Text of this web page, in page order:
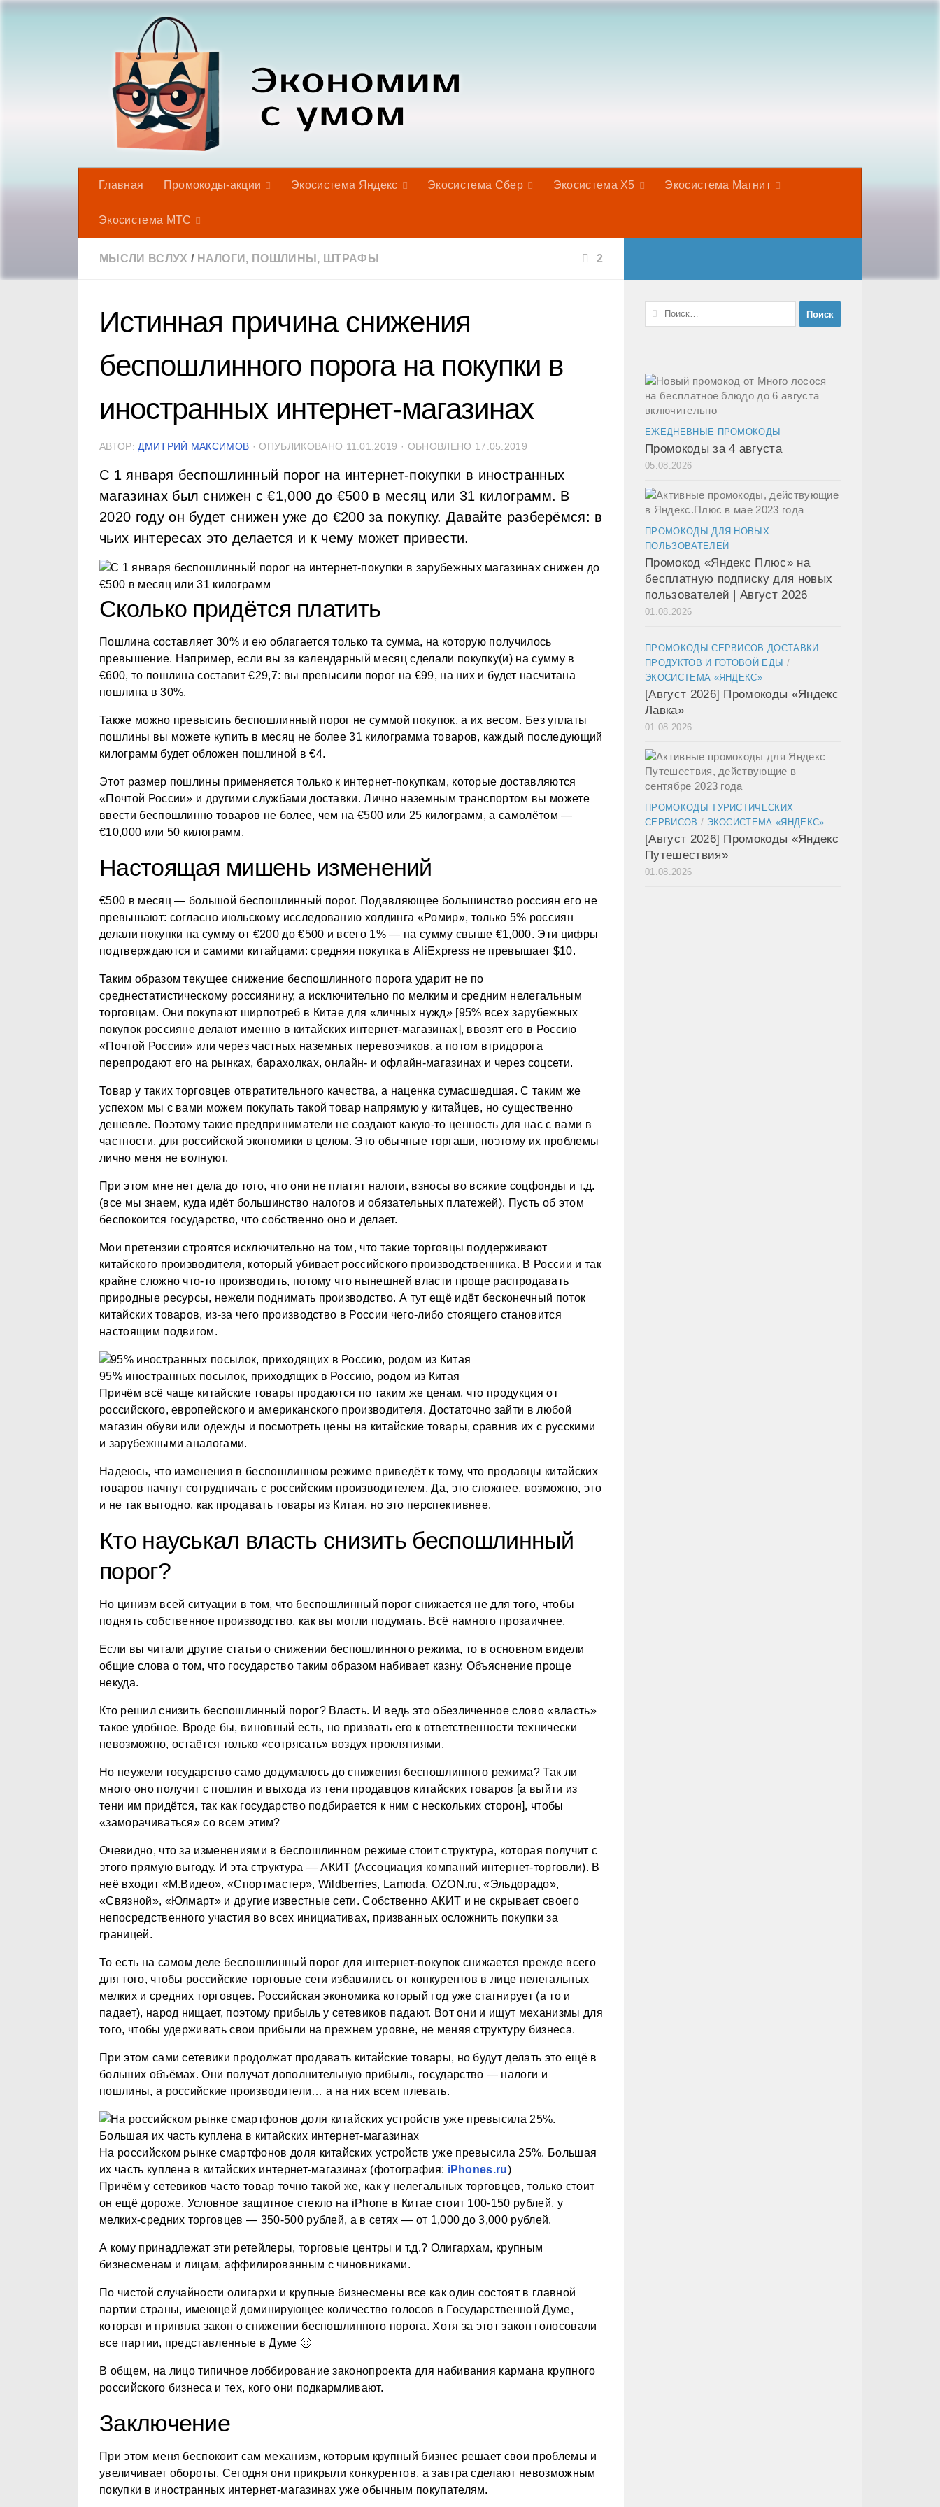
Главная Промокоды-акции Экосистема Яндекс Экосистема Сбер Экосистема Х5 Экосистема Магнит
Экосистема МТС
МЫСЛИ ВСЛУХ / НАЛОГИ, ПОШЛИНЫ, ШТРАФЫ 2
Истинная причина снижения
беспошлинного порога на покупки в
иностранных интернет-магазинах
АВТОР: ДМИТРИЙ МАКСИМОВ · ОПУБЛИКОВАНО 11.01.2019 · ОБНОВЛЕНО 17.05.2019
С 1 января беспошлинный порог на интернет-покупки в иностранных
магазинах был снижен с €1,000 до €500 в месяц или 31 килограмм. В
2020 году он будет снижен уже до €200 за покупку. Давайте разберёмся: в
чьих интересах это делается и к чему может привести.
Сколько придётся платить
Пошлина составляет 30% и ею облагается только та сумма, на которую получилось
превышение. Например, если вы за календарный месяц сделали покупку(и) на сумму в
€600, то пошлина составит €29,7: вы превысили порог на €99, на них и будет насчитана
пошлина в 30%.
Также можно превысить беспошлинный порог не суммой покупок, а их весом. Без уплаты
пошлины вы можете купить в месяц не более 31 килограмма товаров, каждый последующий
килограмм будет обложен пошлиной в €4.
Этот размер пошлины применяется только к интернет-покупкам, которые доставляются
«Почтой России» и другими службами доставки. Лично наземным транспортом вы можете
ввести беспошлинно товаров не более, чем на €500 или 25 килограмм, а самолётом —
€10,000 или 50 килограмм.
Настоящая мишень изменений
€500 в месяц — большой беспошлинный порог. Подавляющее большинство россиян его не
превышают: согласно июльскому исследованию холдинга «Ромир», только 5% россиян
делали покупки на сумму от €200 до €500 и всего 1% — на сумму свыше €1,000. Эти цифры
подтверждаются и самими китайцами: средняя покупка в AliExpress не превышает $10.
Таким образом текущее снижение беспошлинного порога ударит не по
среднестатистическому россиянину, а исключительно по мелким и средним нелегальным
торговцам. Они покупают ширпотреб в Китае для «личных нужд» [95% всех зарубежных
покупок россияне делают именно в китайских интернет-магазинах], ввозят его в Россию
«Почтой России» или через частных наземных перевозчиков, а потом втридорога
перепродают его на рынках, барахолках, онлайн- и офлайн-магазинах и через соцсети.
Товар у таких торговцев отвратительного качества, а наценка сумасшедшая. С таким же
успехом мы с вами можем покупать такой товар напрямую у китайцев, но существенно
дешевле. Поэтому такие предприниматели не создают какую-то ценность для нас с вами в
частности, для российской экономики в целом. Это обычные торгаши, поэтому их проблемы
лично меня не волнуют.
При этом мне нет дела до того, что они не платят налоги, взносы во всякие соцфонды и т.д.
(все мы знаем, куда идёт большинство налогов и обязательных платежей). Пусть об этом
беспокоится государство, что собственно оно и делает.
Мои претензии строятся исключительно на том, что такие торговцы поддерживают
китайского производителя, который убивает российского производственника. В России и так
крайне сложно что-то производить, потому что нынешней власти проще распродавать
природные ресурсы, нежели поднимать производство. А тут ещё идёт бесконечный поток
китайских товаров, из-за чего производство в России чего-либо стоящего становится
настоящим подвигом.
95% иностранных посылок, приходящих в Россию, родом из Китая
Причём всё чаще китайские товары продаются по таким же ценам, что продукция от
российского, европейского и американского производителя. Достаточно зайти в любой
магазин обуви или одежды и посмотреть цены на китайские товары, сравнив их с русскими
и зарубежными аналогами.
Надеюсь, что изменения в беспошлинном режиме приведёт к тому, что продавцы китайских
товаров начнут сотрудничать с российским производителем. Да, это сложнее, возможно, это
и не так выгодно, как продавать товары из Китая, но это перспективнее.
Кто науськал власть снизить беспошлинный
порог?
Но цинизм всей ситуации в том, что беспошлинный порог снижается не для того, чтобы
поднять собственное производство, как вы могли подумать. Всё намного прозаичнее.
Если вы читали другие статьи о снижении беспошлинного режима, то в основном видели
общие слова о том, что государство таким образом набивает казну. Объяснение проще
некуда.
Кто решил снизить беспошлинный порог? Власть. И ведь это обезличенное слово «власть»
такое удобное. Вроде бы, виновный есть, но призвать его к ответственности технически
невозможно, остаётся только «сотрясать» воздух проклятиями.
Но неужели государство само додумалось до снижения беспошлинного режима? Так ли
много оно получит с пошлин и выхода из тени продавцов китайских товаров [а выйти из
тени им придётся, так как государство подбирается к ним с нескольких сторон], чтобы
«заморачиваться» со всем этим?
Очевидно, что за изменениями в беспошлинном режиме стоит структура, которая получит с
этого прямую выгоду. И эта структура — АКИТ (Ассоциация компаний интернет-торговли). В
неё входит «М.Видео», «Спортмастер», Wildberries, Lamoda, OZON.ru, «Эльдорадо»,
«Связной», «Юлмарт» и другие известные сети. Собственно АКИТ и не скрывает своего
непосредственного участия во всех инициативах, призванных осложнить покупки за
границей.
То есть на самом деле беспошлинный порог для интернет-покупок снижается прежде всего
для того, чтобы российские торговые сети избавились от конкурентов в лице нелегальных
мелких и средних торговцев. Российская экономика который год уже стагнирует (а то и
падает), народ нищает, поэтому прибыль у сетевиков падают. Вот они и ищут механизмы для
того, чтобы удерживать свои прибыли на прежнем уровне, не меняя структуру бизнеса.
При этом сами сетевики продолжат продавать китайские товары, но будут делать это ещё в
больших объёмах. Они получат дополнительную прибыль, государство — налоги и
пошлины, а российские производители… а на них всем плевать.
На российском рынке смартфонов доля китайских устройств уже превысила 25%. Большая
их часть куплена в китайских интернет-магазинах (фотография: iPhones.ru)
Причём у сетевиков часто товар точно такой же, как у нелегальных торговцев, только стоит
он ещё дороже. Условное защитное стекло на iPhone в Китае стоит 100-150 рублей, у
мелких-средних торговцев — 350-500 рублей, а в сетях — от 1,000 до 3,000 рублей.
А кому принадлежат эти ретейлеры, торговые центры и т.д.? Олигархам, крупным
бизнесменам и лицам, аффилированным с чиновниками.
По чистой случайности олигархи и крупные бизнесмены все как один состоят в главной
партии страны, имеющей доминирующее количество голосов в Государственной Думе,
которая и приняла закон о снижении беспошлинного порога. Хотя за этот закон голосовали
все партии, представленные в Думе 🙂
В общем, на лицо типичное лоббирование законопроекта для набивания кармана крупного
российского бизнеса и тех, кого они подкармливают.
Заключение
При этом меня беспокоит сам механизм, которым крупный бизнес решает свои проблемы и
увеличивает обороты. Сегодня они прикрыли конкурентов, а завтра сделают невозможным
покупки в иностранных интернет-магазинах уже обычным покупателям.
Найти:
ЕЖЕДНЕВНЫЕ ПРОМОКОДЫ
Промокоды за 4 августа
05.08.2026
ПРОМОКОДЫ ДЛЯ НОВЫХ
ПОЛЬЗОВАТЕЛЕЙ
Промокод «Яндекс Плюс» на
бесплатную подписку для новых
пользователей | Август 2026
01.08.2026
ПРОМОКОДЫ СЕРВИСОВ ДОСТАВКИ
ПРОДУКТОВ И ГОТОВОЙ ЕДЫ /
ЭКОСИСТЕМА «ЯНДЕКС»
[Август 2026] Промокоды «Яндекс
Лавка»
01.08.2026
ПРОМОКОДЫ ТУРИСТИЧЕСКИХ
СЕРВИСОВ / ЭКОСИСТЕМА «ЯНДЕКС»
[Август 2026] Промокоды «Яндекс
Путешествия»
01.08.2026